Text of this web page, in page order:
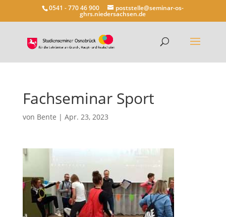
0541 - 770 46 900 poststelle@seminar-os-
ghrs.niedersachsen.de
Fachseminar Sport
von Bente | Apr. 23, 2023